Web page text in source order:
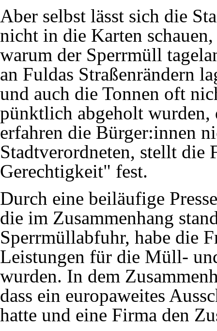
Aber selbst lässt sich die
nicht in die Karten schauen,
warum der Sperrmüll
an Fuldas Straßenrändern
und auch die Tonnen oft
pünktlich abgeholt wurden,
erfahren die Bürger:innen
Stadtverordneten, stellt
Gerechtigkeit" fest.
Durch eine beiläufige
die im Zusammenhang
Sperrmüllabfuhr, habe die
Leistungen für die Müll-
wurden. In dem
dass ein europaweites
hatte und eine Firma den